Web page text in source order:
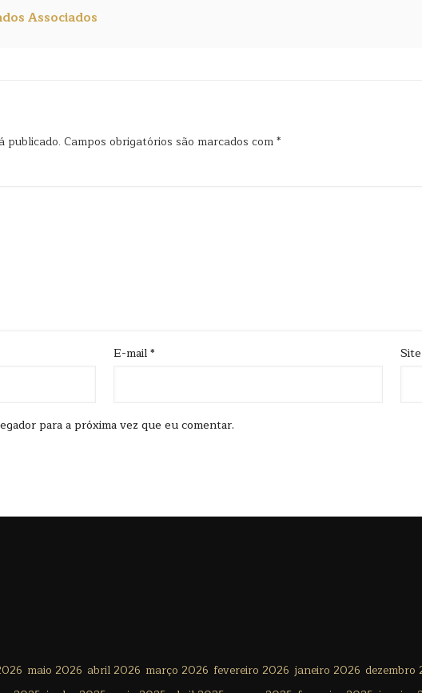
Associados
publicado. Campos obrigatórios são marcados com*
E-mail* Site
para a próxima vez que eu comentar.
maio 2026 abril 2026 março 2026 fevereiro 2026 janeiro 2026 dezembro